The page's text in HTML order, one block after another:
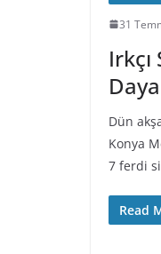
31
Irkçı
Dün
Konya
7 ferdi
Read